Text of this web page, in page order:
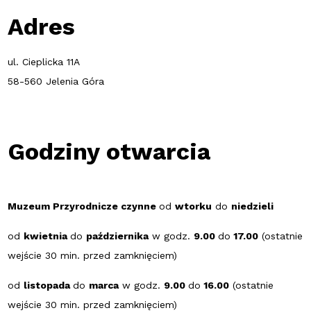
Adres
ul. Cieplicka 11A
58-560 Jelenia Góra
Godziny otwarcia
Muzeum Przyrodnicze czynneodwtorku do niedzieli
od kwietniado październikaw godz. 9.00do 17.00 (ostatnie
wejście 30 min. przed zamknięciem)
od listopadado marcaw godz. 9.00do 16.00 (ostatnie
wejście 30 min. przed zamknięciem)